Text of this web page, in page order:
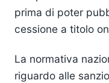
prima di poter
cessione a titolo
La normativa
riguardo alle